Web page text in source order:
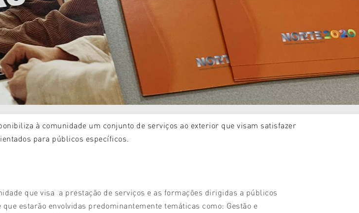
à comunidade um conjunto de serviços ao exterior que visam satisfazer
para públicos específicos.
que visa a prestação de serviços e as formações dirigidas a públicos
estarão envolvidas predominantemente temáticas como: Gestão e